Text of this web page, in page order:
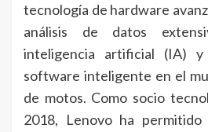
tecnología de hardware
análisis de datos
inteligencia artificial (IA) y
software inteligente en el
de motos. Como socio
2018, Lenovo ha